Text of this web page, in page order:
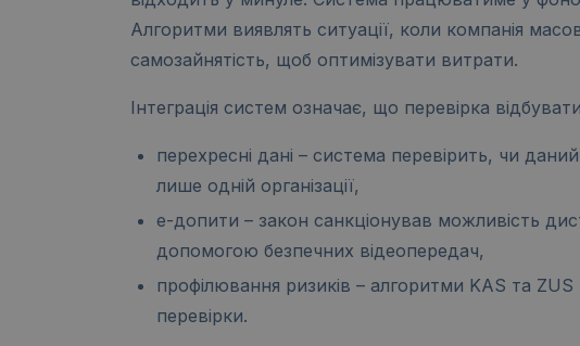
Алгоритми виявлять ситуації, коли компанія
самозайнятість, щоб оптимізувати витрати.
Інтеграція систем означає, що перевірка
перехресні дані – система перевірить, чи
лише одній організації,
е-допити – закон санкціонував можливість
допомогою безпечних відеопередач,
профілювання ризиків – алгоритми KAS та
перевірки.